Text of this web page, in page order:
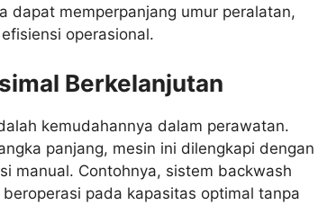
dapat memperpanjang umur peralatan,
operasional.
Berkelanjutan
kemudahannya dalam perawatan.
panjang, mesin ini dilengkapi dengan
manual. Contohnya, sistem backwash
pada kapasitas optimal tanpa